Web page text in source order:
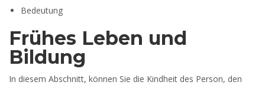
Bedeutung
Frühes Leben und
Bildung
In diesem Abschnitt, können Sie die Kindheit des Person, den